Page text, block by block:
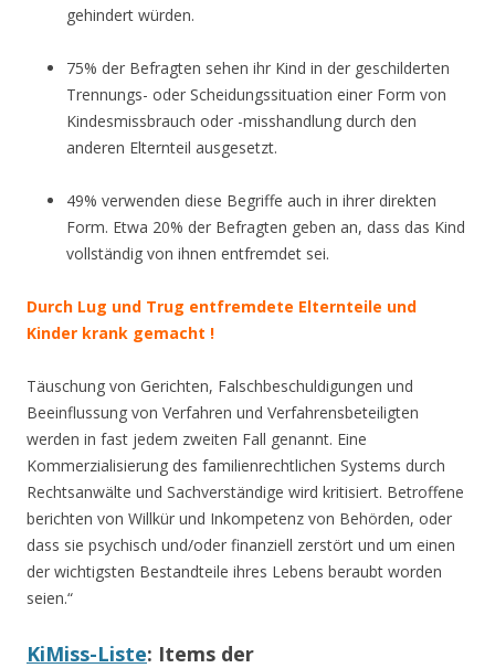
gehindert würden.
75% der Befragten sehen ihr Kind in der geschilderten
Trennungs- oder Scheidungssituation einer Form von
Kindesmissbrauch oder -misshandlung durch den
anderen Elternteil ausgesetzt.
49% verwenden diese Begriffe auch in ihrer direkten
Form. Etwa 20% der Befragten geben an, dass das Kind
vollständig von ihnen entfremdet sei.
Durch Lug und Trug entfremdete Elternteile und
Kinder krank gemacht !
Täuschung von Gerichten, Falschbeschuldigungen und
Beeinflussung von Verfahren und Verfahrensbeteiligten
werden in fast jedem zweiten Fall genannt. Eine
Kommerzialisierung des familienrechtlichen Systems durch
Rechtsanwälte und Sachverständige wird kritisiert. Betroffene
berichten von Willkür und Inkompetenz von Behörden, oder
dass sie psychisch und/oder finanziell zerstört und um einen
der wichtigsten Bestandteile ihres Lebens beraubt worden
seien.“
KiMiss-Liste: Items der